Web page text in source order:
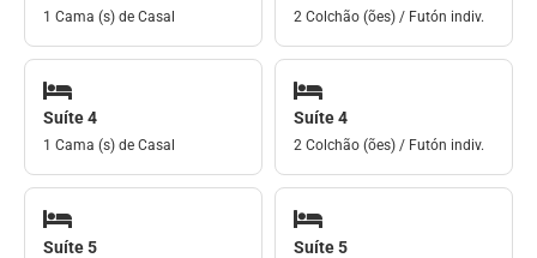
1 Cama (s) de Casal 2 Colchão (ões) / Futón indiv.
Suíte 4
1 Cama (s) de Casal
Suíte 4
2 Colchão (ões) / Futón indiv.
Suíte 5 Suíte 5